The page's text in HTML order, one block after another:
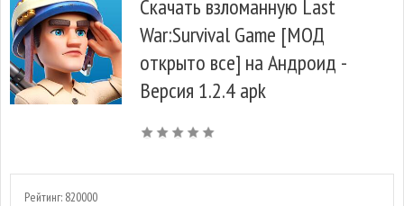
Скачать взломанную Last
War:Survival Game [МОД
открыто все] на Андроид -
Версия 1.2.4 apk
Рейтинг: 820000